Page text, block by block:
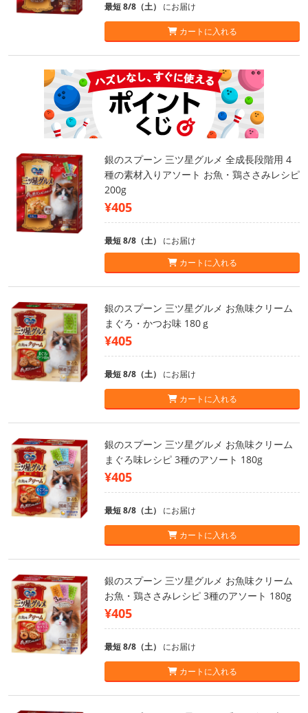
最短 8/8（土） にお届け
カートに入れる
銀のスプーン 三ツ星グルメ 全成長段階用 4
種の素材入りアソート お魚・鶏ささみレシピ
200g
¥405
最短 8/8（土） にお届け
カートに入れる
銀のスプーン 三ツ星グルメ お魚味クリーム
まぐろ・かつお味 180ｇ
¥405
最短 8/8（土） にお届け
カートに入れる
銀のスプーン 三ツ星グルメ お魚味クリーム
まぐろ味レシピ 3種のアソート 180g
¥405
最短 8/8（土） にお届け
カートに入れる
銀のスプーン 三ツ星グルメ お魚味クリーム
お魚・鶏ささみレシピ 3種のアソート 180g
¥405
最短 8/8（土） にお届け
カートに入れる